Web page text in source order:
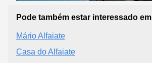
Pode também estar interessado em
Mário Alfaiate
Casa do Alfaiate